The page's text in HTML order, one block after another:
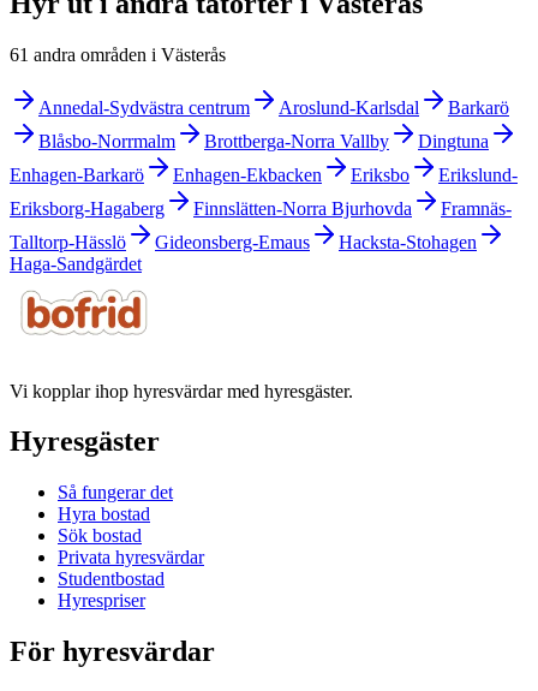
61 andra områden i Västerås
Annedal-Sydvästra centrum Aroslund-Karlsdal
Barkarö
Blåsbo-Norrmalm
Brottberga-Norra Vallby
Dingtuna
Enhagen-Barkarö
Enhagen-Ekbacken Eriksbo
Erikslund-
Eriksborg-Hagaberg
Finnslätten-Norra Bjurhovda
Framnäs-
Talltorp-Hässlö
Gideonsberg-Emaus
Hacksta-Stohagen
Haga-Sandgärdet
Vi kopplar ihop hyresvärdar med hyresgäster.
Hyresgäster
Så fungerar det
Hyra bostad
Sök bostad
Privata hyresvärdar
Studentbostad
Hyrespriser
För hyresvärdar